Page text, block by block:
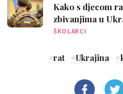
Kako s djecom
zbivanjima u
ŠKOLARCI
#rat #Ukrajina #